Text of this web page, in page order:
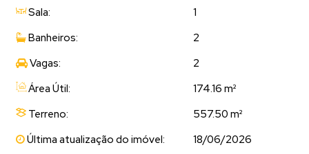
Sala:
1
Banheiros:
2
Vagas:
2
Área Útil:
174.16 m²
Terreno:
557.50 m²
Última atualização do imóvel:
18/06/2026